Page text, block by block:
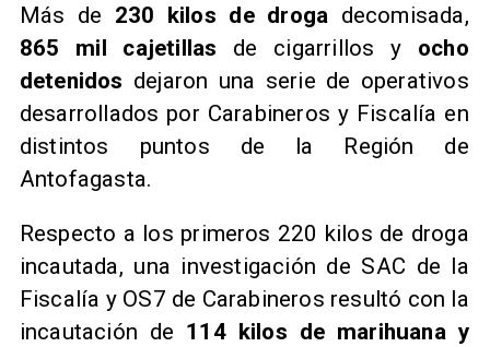
Más de 230 kilos de droga decomisada,
865 mil cajetillas de cigarrillos y ocho
detenidos dejaron una serie de operativos
desarrollados por Carabineros y Fiscalía en
distintos puntos de la Región de
Antofagasta.
Respecto a los primeros 220 kilos de droga
incautada, una investigación de SAC de la
Fiscalía y OS7 de Carabineros resultó con la
incautación de 114 kilos de marihuana y